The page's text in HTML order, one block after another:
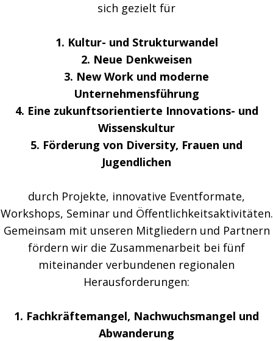
sich gezielt für
1. Kultur- und Strukturwandel
2. Neue Denkweisen
3. New Work und moderne
Unternehmensführung
4. Eine zukunftsorientierte Innovations- und
Wissenskultur
5. Förderung von Diversity, Frauen und
Jugendlichen
durch Projekte, innovative Eventformate,
Workshops, Seminar und Öffentlichkeitsaktivitäten.
Gemeinsam mit unseren Mitgliedern und Partnern
fördern wir die Zusammenarbeit bei fünf
miteinander verbundenen regionalen
Herausforderungen:
1. Fachkräftemangel, Nachwuchsmangel und
Abwanderung